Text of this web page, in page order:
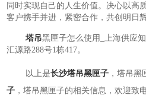
同时实现自己的人生价值。决心以高
客户携手并进，紧密合作，共创明日辉
塔吊黑匣子怎么使用_上海供应
汇源路288号1栋417。
以上是长沙塔吊黑匣子 ，塔吊
子 ，塔吊黑匣子的相关信息，欢迎致